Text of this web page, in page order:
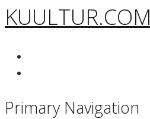
KUULTUR.COM
Primary Navigation